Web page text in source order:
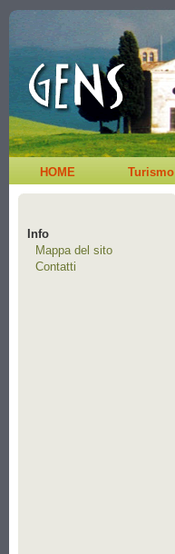
HOME Turismo
Info
Mappa del sito
Contatti